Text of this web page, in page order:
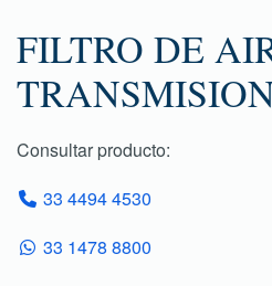
FILTRO DE
Consultar producto:
33 4494 4530
33 1478 8800